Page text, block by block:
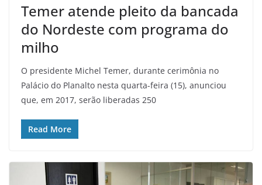
Temer atende pleito da bancada
do Nordeste com programa do
milho
O presidente Michel Temer, durante cerimônia no
Palácio do Planalto nesta quarta-feira (15), anunciou
que, em 2017, serão liberadas 250
Read More